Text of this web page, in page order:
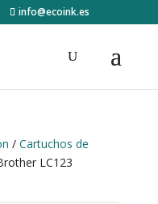
info@ecoink.es
/ Cartuchos de
LC123